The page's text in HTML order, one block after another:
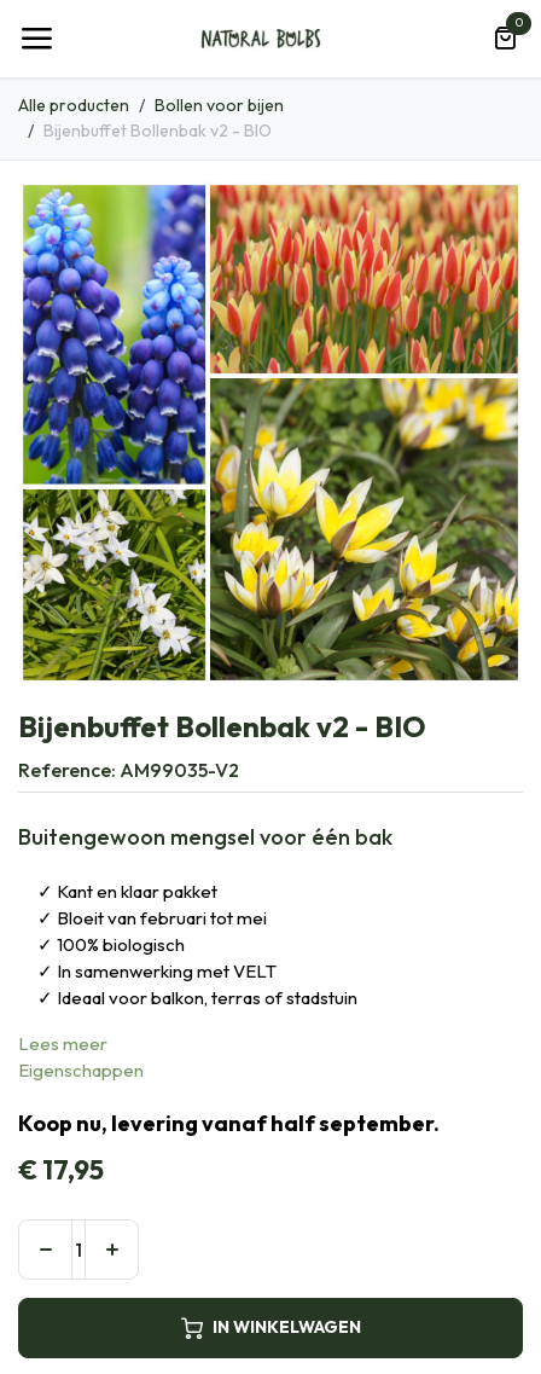
0
Alle producten
Bollen voor bijen
Bijenbuffet Bollenbak v2 - BIO
Bijenbuffet Bollenbak v2 - BIO
Reference: AM99035-V2
Buitengewoon mengsel voor één bak
Kant en klaar pakket
Bloeit van februari tot mei
100% biologisch
In samenwerking met VELT
Ideaal voor balkon, terras of stadstuin
Lees meer
Eigenschappen
Koop nu, levering vanaf half september.
€17,95
IN WINKELWAGEN